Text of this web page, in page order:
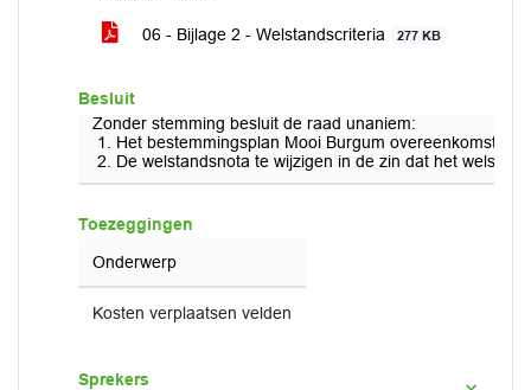
06 - Bijlage 2 - Welstandscriteria 277 KB
Besluit
Zonder stemming besluit de raad unaniem:
Het bestemmingsplan Mooi Burgum overeenkomstig
De welstandsnota te wijzigen in de zin dat het
Toezeggingen
Onderwerp
Kosten verplaatsen velden
Sprekers